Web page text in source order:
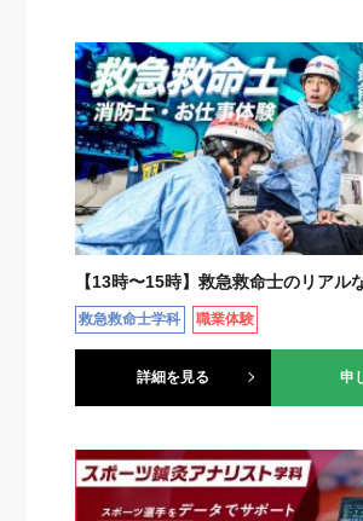
【13時〜15時】救急救命士のリアル
救急救命士学科 職業体験
詳細を見る 申